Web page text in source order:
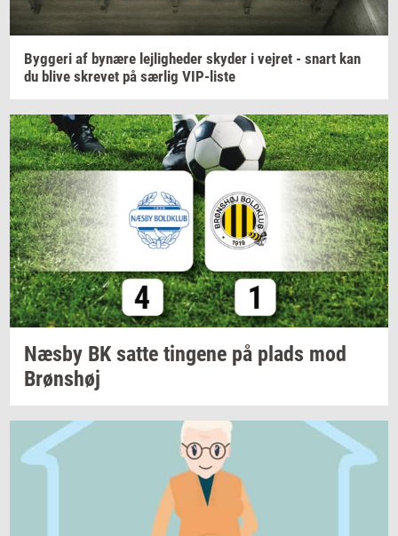
Byg­ge­ri af by­næ­re lej­lig­he­der sky­der i vej­ret - snart kan
du blive skre­vet på sær­lig VIP-​liste
Næsby BK satte tin­ge­ne på plads mod
Brøns­høj